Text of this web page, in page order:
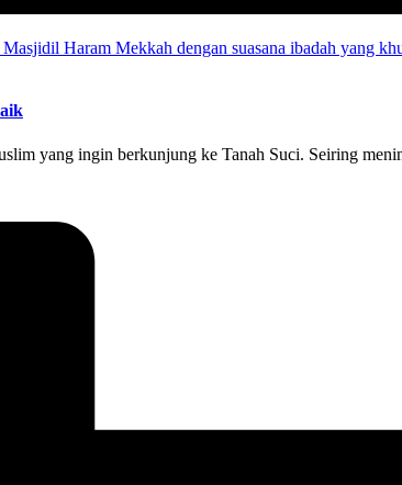
yang ingin berkunjung ke Tanah Suci. Seiring